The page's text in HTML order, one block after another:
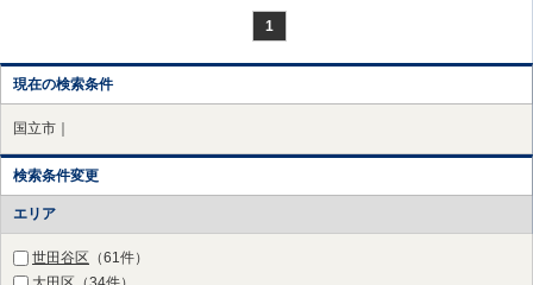
1
現在の検索条件
国立市｜
検索条件変更
エリア
世田谷区 （61件）